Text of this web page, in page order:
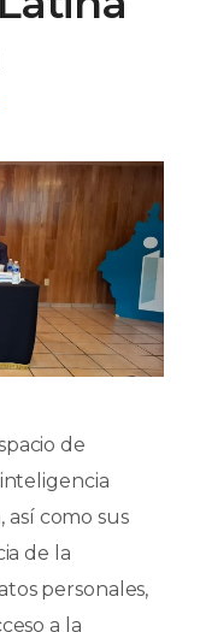
de
así como sus
de la
personales,
a la